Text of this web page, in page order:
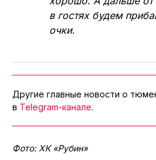
в гостях будем
очки.
Другие главные новости о
в Telegram-канале.
Фото: ХК «Рубин»